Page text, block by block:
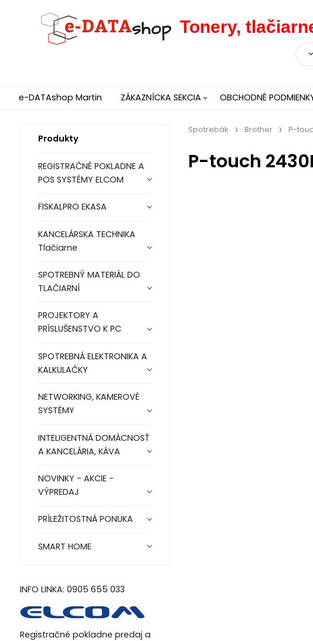
Tonery,
e-DATAshop Martin ZÁKAZNÍCKA SEKCIA OBCHODNÉ
Produkty
REGISTRAČNÉ POKLADNE A
POS SYSTÉMY ELCOM
FISKALPRO EKASA
KANCELÁRSKA TECHNIKA
Tlačiarne
SPOTREBNÝ MATERIÁL DO
TLAČIARNÍ
PROJEKTORY A
PRÍSLUŠENSTVO K PC
SPOTREBNÁ ELEKTRONIKA A
KALKULAČKY
NETWORKING, KAMEROVÉ
SYSTÉMY
INTELIGENTNÁ DOMÁCNOSŤ
A KANCELÁRIA, KÁVA
NOVINKY - AKCIE -
VÝPREDAJ
PRÍLEŽITOSTNÁ PONUKA
SMART HOME
INFO LINKA: 0905 655 033
Registračné pokladne predaj a
Spotrebák Brother P-
P-touch